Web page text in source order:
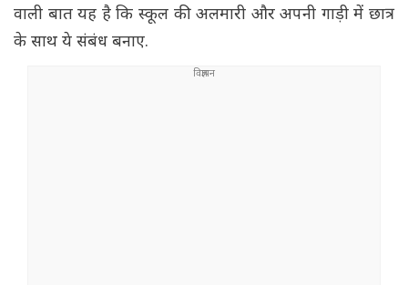
वाली बात यह है कि स्कूल की अलमारी और अपनी गाड़ी में छात्र
के साथ ये संबंध बनाए.